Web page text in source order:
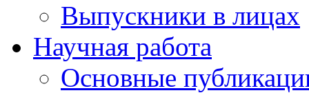
Выпускники в лицах
Научная работа
Основные